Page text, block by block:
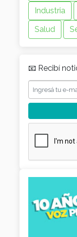
Industria
Salud
📧 Recibí